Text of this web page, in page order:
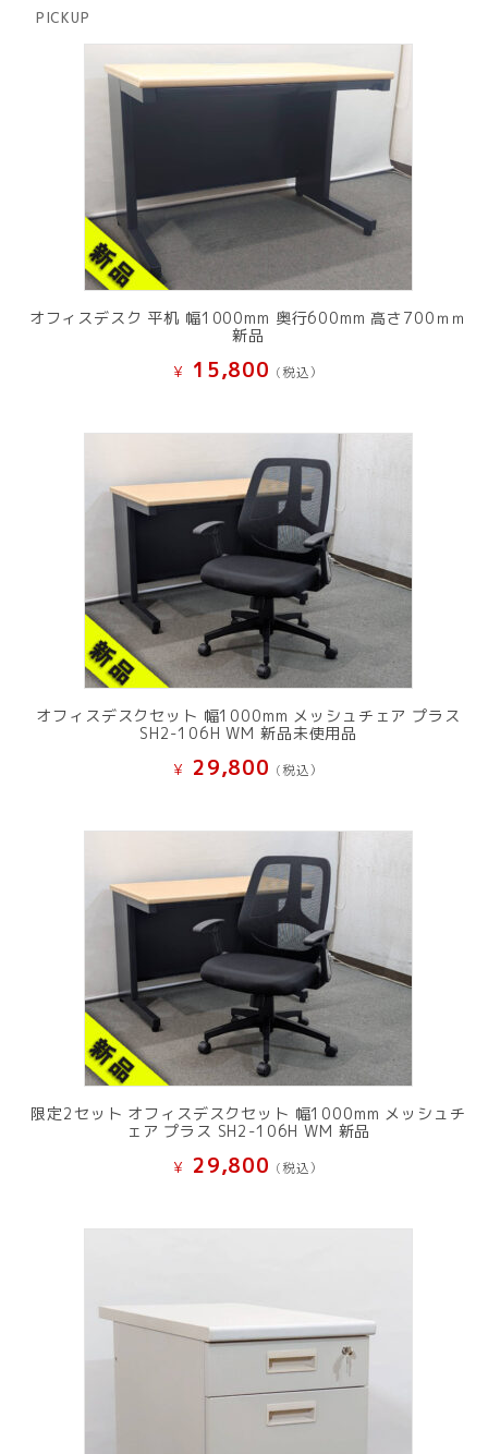
PICKUP
オフィスデスク 平机 幅1000mm 奥行600mm 高さ700ｍｍ
新品
¥ 15,800 (税込）
オフィスデスクセット 幅1000mm メッシュチェア プラス
SH2-106H WM 新品未使用品
¥ 29,800 (税込）
限定2セット オフィスデスクセット 幅1000mm メッシュチ
ェア プラス SH2-106H WM 新品
¥ 29,800 (税込）